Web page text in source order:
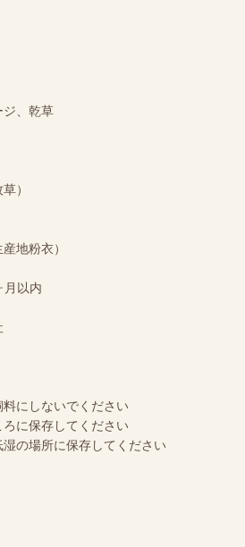
ジ、乾草
）
地粉衣）
月以内
料にしないでください
ろに保存してください
湿の場所に保存してください